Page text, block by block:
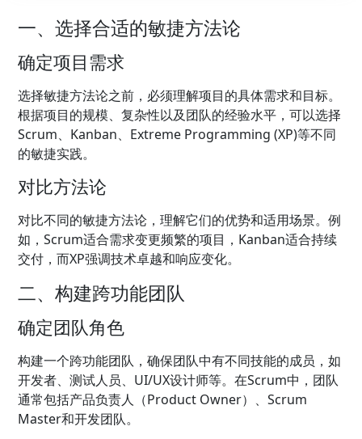
一、选择合适的敏捷方法论
确定项目需求
选择敏捷方法论之前，必须理解项目的具体需求和目标。
根据项目的规模、复杂性以及团队的经验水平，可以选择
Scrum、Kanban、Extreme Programming (XP)等不同
的敏捷实践。
对比方法论
对比不同的敏捷方法论，理解它们的优势和适用场景。例
如，Scrum适合需求变更频繁的项目，Kanban适合持续
交付，而XP强调技术卓越和响应变化。
二、构建跨功能团队
确定团队角色
构建一个跨功能团队，确保团队中有不同技能的成员，如
开发者、测试人员、UI/UX设计师等。在Scrum中，团队
通常包括产品负责人（Product Owner）、Scrum
Master和开发团队。